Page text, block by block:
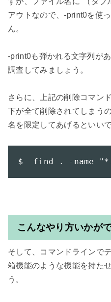
アウトなので、-print0を使
ん。
-print0も弾かれる文字列が
調査してみましょう。
さらに、上記の削除コマン
下が全て削除されてしまう
名を限定してあげるといいで
$  find . -name
こんなやり方いかが
そして、コマンドラインで
箱機能のような機能を持た
う。